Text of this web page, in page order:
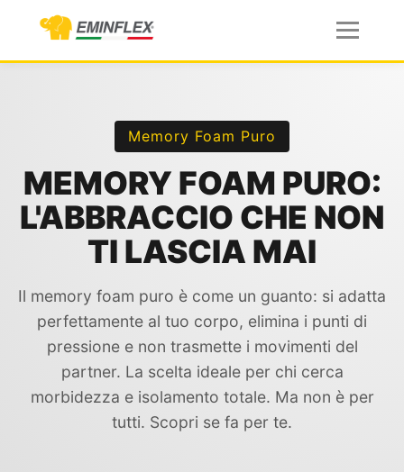
Memory Foam Puro
MEMORY FOAM PURO:
L'ABBRACCIO CHE NON
TI LASCIA MAI
Il memory foam puro è come un guanto: si adatta
perfettamente al tuo corpo, elimina i punti di
pressione e non trasmette i movimenti del
partner. La scelta ideale per chi cerca
morbidezza e isolamento totale. Ma non è per
tutti. Scopri se fa per te.